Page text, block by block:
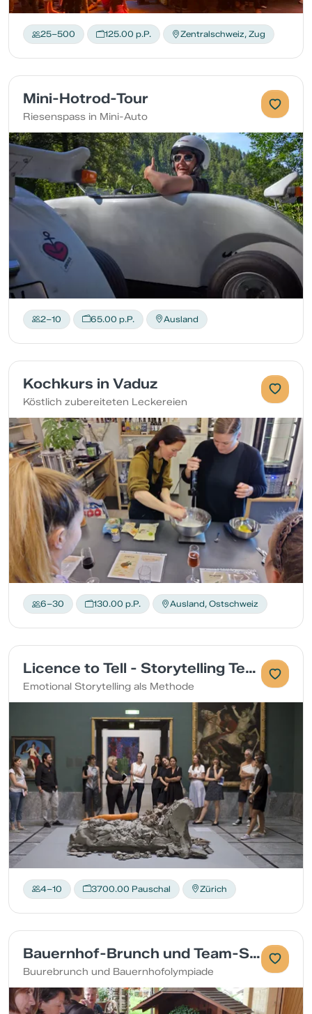
25–500 125.00 p.P. Zentralschweiz, Zug
Mini-Hotrod-Tour
Riesenspass in Mini-Auto
2–10 65.00 p.P. Ausland
Kochkurs in Vaduz
Köstlich zubereiteten Leckereien
6–30 130.00 p.P. Ausland, Ostschweiz
Licence to Tell - Storytelling Teamworkshop
Emotional Storytelling als Methode
4–10 3700.00 Pauschal Zürich
Bauernhof-Brunch und Team-Spiele
Buurebrunch und Bauernhofolympiade